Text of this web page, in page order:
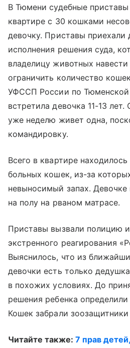
В Тюмени судебные
квартире с 30 кошками
девочку. Приставы приехали
исполнения решения суда,
владелицу животных
ограничить количество
УФССП России по Тюменской
встретила девочка 11-13 лет.
уже неделю живет одна,
командировку.
Всего в квартире
больных кошек, из-за
невыносимый запах. Девочке
на полу на рваном матрасе.
Приставы вызвали полицию
экстренного реагирования
Выяснилось, что из
девочки есть только
в похожих условиях. До
решения ребенка
Кошек забрали
Читайте также: 7 прав